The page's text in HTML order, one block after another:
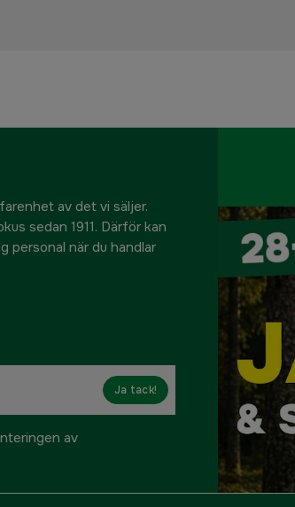
av det vi säljer.
sedan 1911. Därför kan
personal när du handlar
Ja tack!
av